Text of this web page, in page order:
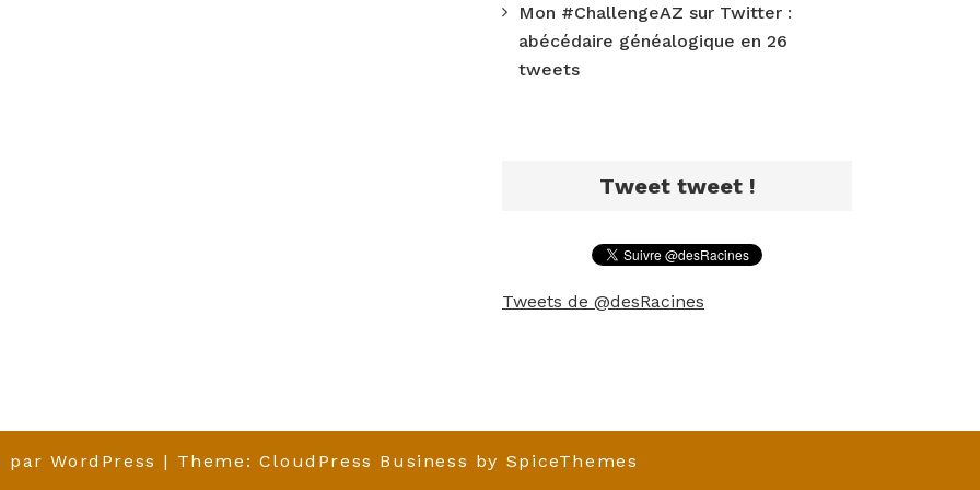
Mon #ChallengeAZ sur Twitter :
abécédaire généalogique en 26
tweets
Tweet tweet !
Tweets de @desRacines
parWordPress | Theme: CloudPress Business by SpiceThemes